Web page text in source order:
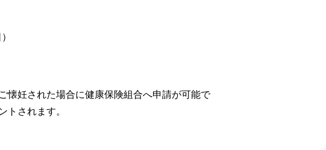
懐妊された場合に健康保険組合へ申請が可能で
トされます。